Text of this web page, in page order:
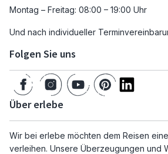
Montag – Freitag: 08:00 – 19:00 Uhr
Und nach individueller
Folgen Sie uns
Über erlebe
Wir bei erlebe möchten dem Reisen
verleihen. Unsere Überzeugungen und